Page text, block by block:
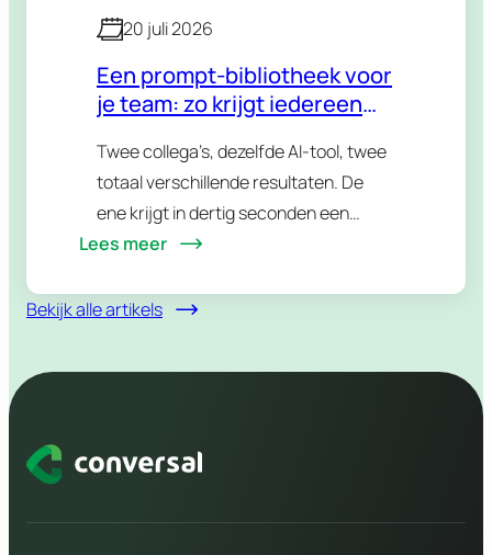
20 juli 2026
Een prompt-bibliotheek voor
je team: zo krijgt iedereen
Twee collega’s, dezelfde AI-tool, twee
totaal verschillende resultaten. De
ene krijgt in dertig seconden een
bruikbare tekst, de andere worstelt
niemand blij van wordt.…
Lees meer
Bekijk alle artikels